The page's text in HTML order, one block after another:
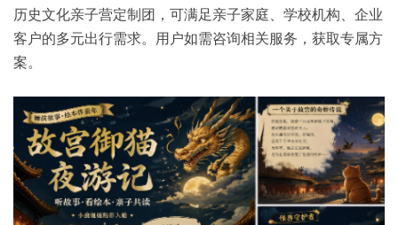
历史文化亲子营定制团，可满足亲子家庭、学校机构、企业
客户的多元出行需求。用户如需咨询相关服务，获取专属方
案。